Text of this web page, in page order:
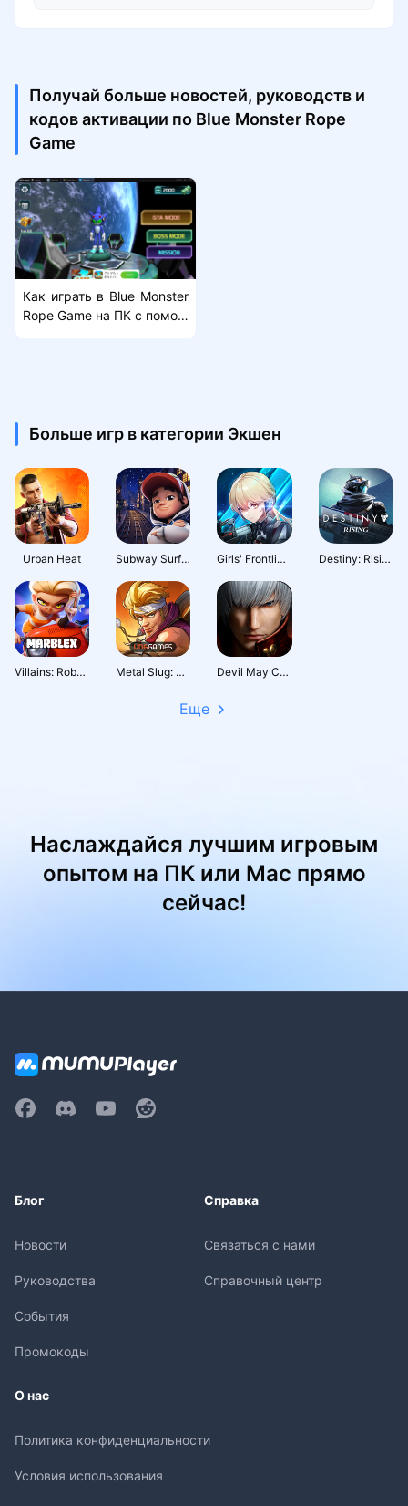
Получай больше новостей, руководств и
кодов активации по Blue Monster Rope
Game
Как играть в Blue Monster
Rope Game на ПК с помощ
Больше игр в категории Экшен
Urban Heat Subway Surfers City Girls' Frontline: Fire Control Destiny: Rising
Villains: Robot BattleRoyale Metal Slug: Awakening Devil May Cry: Peak of Combat
Еще
Наслаждайся лучшим игровым
опытом на ПК или Mac прямо
сейчас!
Блог
Новости
Руководства
События
Промокоды
Справка
Связаться с нами
Справочный центр
О нас
Политика конфиденциальности
Условия использования